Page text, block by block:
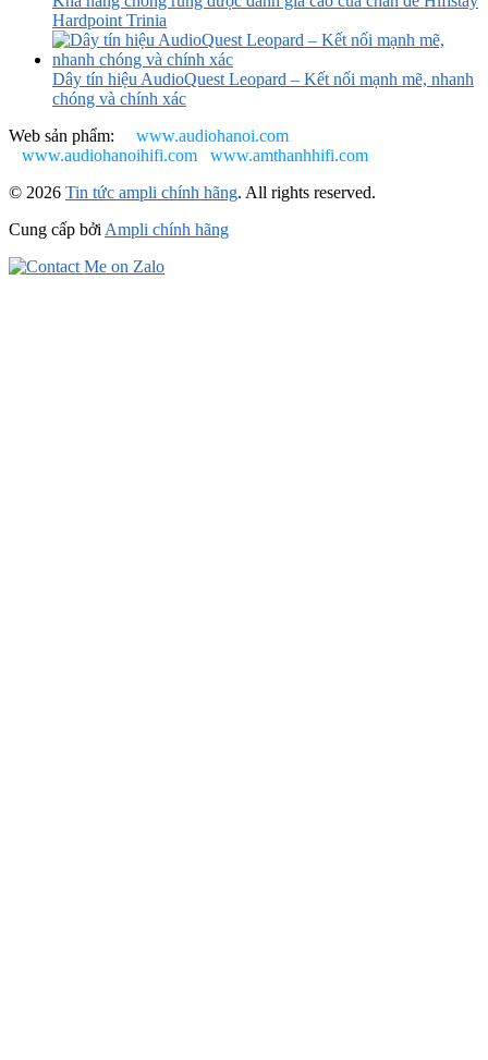
Hardpoint Trinia
Dây tín hiệu AudioQuest Leopard – Kết nối mạnh mẽ, nhanh
chóng và chính xác
Web sản phẩm: www.audiohanoi.com
www.audiohanoihifi.com
www.amthanhhifi.com
© 2026 Tin tức ampli chính hãng. All rights reserved.
Cung cấp bởi Ampli chính hãng